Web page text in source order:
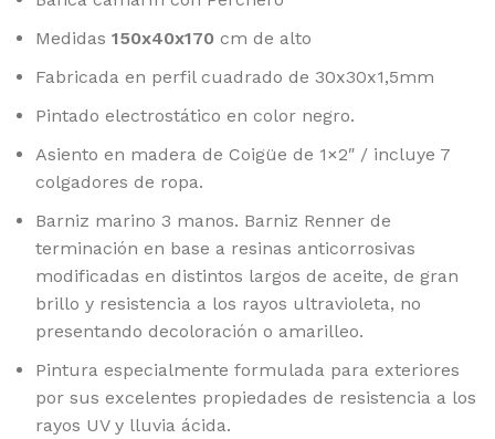
Medidas 150x40x170 cm de alto
Fabricada en perfil cuadrado de 30x30x1,5mm
Pintado electrostático en color negro.
Asiento en madera de Coigüe de 1×2″ / incluye 7
colgadores de ropa.
Barniz marino 3 manos. Barniz Renner de
terminación en base a resinas anticorrosivas
modificadas en distintos largos de aceite, de gran
brillo y resistencia a los rayos ultravioleta, no
presentando decoloración o amarilleo.
Pintura especialmente formulada para exteriores
por sus excelentes propiedades de resistencia a los
rayos UV y lluvia ácida.